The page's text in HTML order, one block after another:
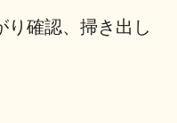
り確認、掃き出し